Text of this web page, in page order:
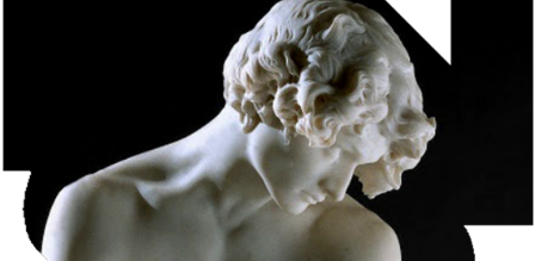
palavra escrita, mas ganha corpo na presença, no ritmo e na
entrega. Os seus textos abordam temas como identidade,
trauma, afeto, pertença e transformação, frequentemente
explorados com uma honestidade desarmante que desafia as
convenções do discurso poético tradicional.
Atualmente baseado em Portugal, continua a desenvolver
uma prática artística que cruza escrita, performance e
presença, mantendo um compromisso contínuo com a
exploração da verdade emocional e da experiência humana
através da linguagem.